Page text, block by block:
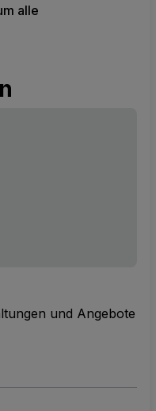
alle
und Angebote